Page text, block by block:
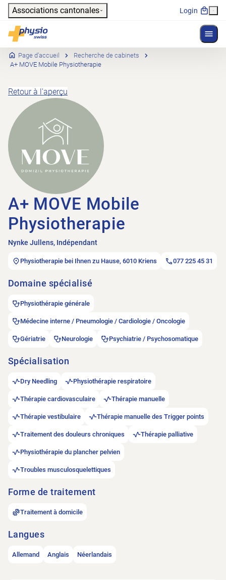
Header
Associations cantonales Login
Physioswiss
Navigation principale
Page d’accueil
Recherche de cabinets
A+ MOVE Mobile Physiotherapie
Retour à l'aperçu
A+ MOVE Mobile
Physiotherapie
Nynke Jullens, Indépendant
Physiotherapie bei Ihnen zu Hause, 6010 Kriens 077 225 45 31
Domaine spécialisé
Physiothérapie générale
Médecine interne / Pneumologie / Cardiologie / Oncologie
Gériatrie Neurologie Psychiatrie / Psychosomatique
Spécialisation
Dry Needling Physiothérapie respiratoire
Thérapie cardiovasculaire Thérapie manuelle
Thérapie vestibulaire Thérapie manuelle des Trigger points
Traitement des douleurs chroniques Thérapie palliative
Physiothérapie du plancher pelvien
Troubles musculosquelettiques
Forme de traitement
Traitement à domicile
Langues
Allemand Anglais Néerlandais